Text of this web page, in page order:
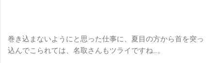
巻き込まないようにと思った仕事に、夏目の方から首を突っ
込んでこられては、名取さんもツライですね…。